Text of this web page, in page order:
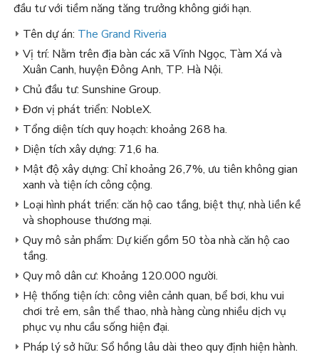
đầu tư với tiềm năng tăng trưởng không giới hạn.
Tên dự án: The Grand Riveria
Vị trí: Nằm trên địa bàn các xã Vĩnh Ngọc, Tàm Xá và
Xuân Canh, huyện Đông Anh, TP. Hà Nội.
Chủ đầu tư: Sunshine Group.
Đơn vị phát triển: NobleX.
Tổng diện tích quy hoạch: khoảng 268 ha.
Diện tích xây dựng: 71,6 ha.
Mật độ xây dựng: Chỉ khoảng 26,7%, ưu tiên không gian
xanh và tiện ích công cộng.
Loại hình phát triển: căn hộ cao tầng, biệt thự, nhà liền kề
và shophouse thương mại.
Quy mô sản phẩm: Dự kiến gồm 50 tòa nhà căn hộ cao
tầng.
Quy mô dân cư: Khoảng 120.000 người.
Hệ thống tiện ích: công viên cảnh quan, bể bơi, khu vui
chơi trẻ em, sân thể thao, nhà hàng cùng nhiều dịch vụ
phục vụ nhu cầu sống hiện đại.
Pháp lý sở hữu: Sổ hồng lâu dài theo quy định hiện hành.